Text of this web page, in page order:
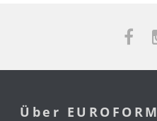
Über EUROFORM